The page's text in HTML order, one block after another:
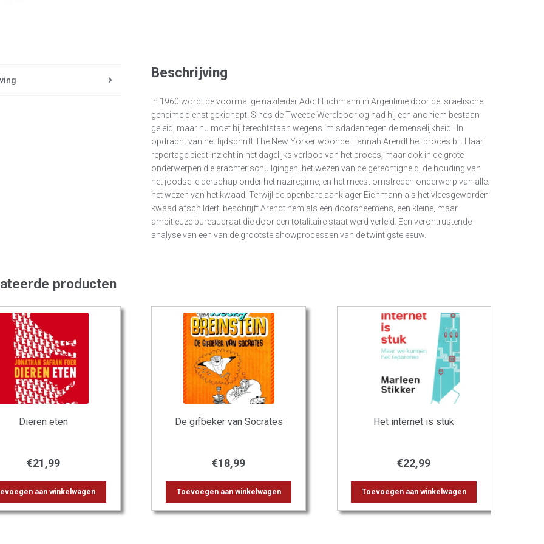
Beschrijving
In 1960 wordt de voormalige nazileider Adolf Eichmann in Argentinië door de Israëlische
geheime dienst gekidnapt. Sinds de Tweede Wereldoorlog had hij een anoniem bestaan
geleid, maar nu moet hij terechtstaan wegens ‘misdaden tegen de menselijkheid’. In
opdracht van het tijdschrift The New Yorker woonde Hannah Arendt het proces bij. Haar
reportage biedt inzicht in het dagelijks verloop van het proces, maar ook in de grote
onderwerpen die erachter schuilgingen: het wezen van de gerechtigheid, de houding van
het joodse leiderschap onder het naziregime, en het meest omstreden onderwerp van alle:
het wezen van het kwaad. Terwijl de openbare aanklager Eichmann als het vleesgeworden
kwaad afschildert, beschrijft Arendt hem als een doorsneemens, een kleine, maar
ambitieuze bureaucraat die door een totalitaire staat werd verleid. Een verontrustende
analyse van een van de grootste showprocessen van de twintigste eeuw.
producten
Dieren eten
€21,99
aan winkelwagen
De gifbeker van Socrates
€18,99
Toevoegen aan winkelwagen
Het internet is stuk
€22,99
Toevoegen aan winkelwagen